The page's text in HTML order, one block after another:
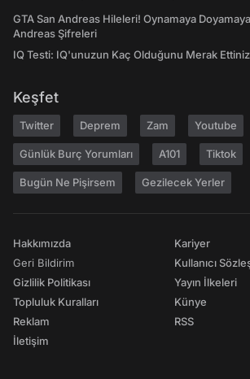
GTA San Andreas Hileleri! Oynamaya
Andreas Şifreleri
IQ Testi: IQ'unuzun Kaç Olduğunu Merak
Keşfet
Twitter Deprem Zam Youtube
Günlük Burç Yorumları A101 Tiktok
Bugün Ne Pişirsem Gezilecek Yerler
Hakkımızda
Geri Bildirim
Gizlilik Politikası
Topluluk Kuralları
Reklam
İletişim
Kariyer
Kullanıcı
Yayın İlkeleri
Künye
RSS